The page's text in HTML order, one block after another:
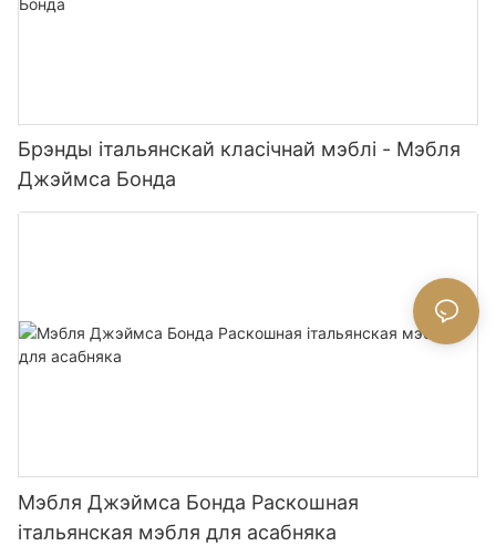
Брэнды італьянскай класічнай мэблі - Мэбля
Джэймса Бонда
Мэбля Джэймса Бонда Раскошная
італьянская мэбля для асабняка